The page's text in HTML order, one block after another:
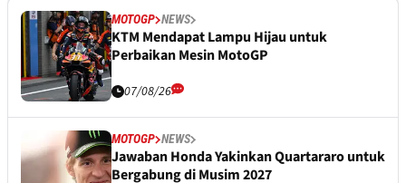
MOTOGP NEWS
KTM Mendapat Lampu Hijau untuk
Perbaikan Mesin MotoGP
07/08/26
MOTOGP NEWS
Jawaban Honda Yakinkan Quartararo untuk
Bergabung di Musim 2027